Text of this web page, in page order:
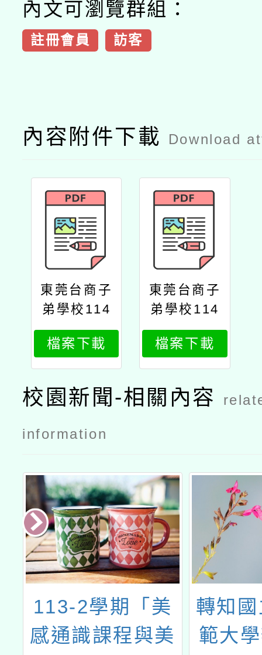
內文可瀏覽群組：
註冊會員 訪客
內容附件下載 Download
東莞台商子
弟學校114
學年度商借
公立高級中
等以下學校
教師簡章
檔案下載
東莞台商子
弟學校114
學年度商借
公立高級中
等以下學校
教師簡章公
文
檔案下載
校園新聞-相關內容
information
113-2學期「美
感通識課程與美
轉知
範大